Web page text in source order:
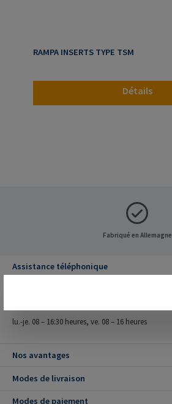
RAMPA INSERTS TYPE TSM
Détails
Fabriqué en Allemagne
Assistance téléphonique
lu.-je. 08 – 16:30 heures, ve. 08 – 16 heures
Nos avantages
Modes de livraison
Modes de paiement